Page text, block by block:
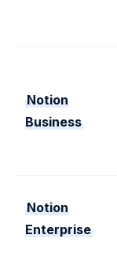
Notion
Business
Notion
Enterprise